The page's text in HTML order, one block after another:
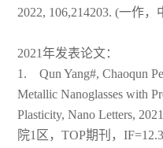
2022, 106,214203. (一作，
2021年发表论文：
1. Qun Yang#, Chaoqun
Metallic Nanoglasses with
Plasticity, Nano Letters,
院1区，TOP期刊，